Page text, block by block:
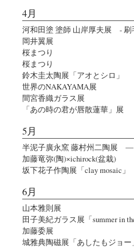
4月
河和田塗 塗師 山岸厚夫展 - 刷
岡井翼展
桜まつり
桜まつり
鈴木圭太陶展「アオとシロ」
世界のNAKAYAMA展
間宮香織ガラス展
「あの時の君が唇散蓮華」展
5月
半泥子廣永窯 藤村州二陶展
加藤竜弥(陶)×ichirock(盆栽)
坂下花子作陶展「clay mosaic」
6月
山本雅則展
田子美紀ガラス展「summer in
加藤委展
城雅典陶磁展「あしたもジョー